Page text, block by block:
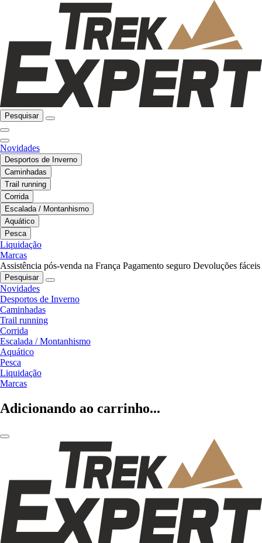
Pesquisar
Novidades
Desportos de Inverno
Caminhadas
Trail running
Corrida
Escalada / Montanhismo
Aquático
Pesca
Liquidação
Marcas
Assistência pós-venda na França Pagamento seguro Devoluções fáceis
Pesquisar
Novidades
Desportos de Inverno
Caminhadas
Trail running
Corrida
Escalada / Montanhismo
Aquático
Pesca
Liquidação
Marcas
Adicionando ao carrinho...